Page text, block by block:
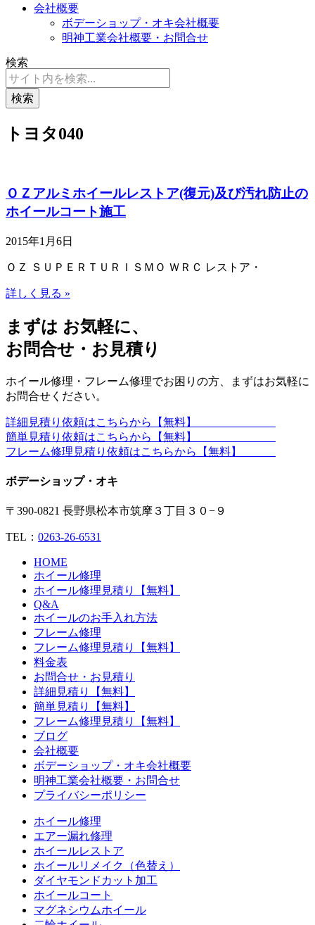
会社概要
ボデーショップ・オキ会社概要
明神工業会社概要・お問合せ
検索
検索
トヨタ040
ＯＺアルミホイールレストア(復元)及び汚れ防止の
ホイールコート施工
2015年1月6日
ＯＺ ＳＵＰＥＲＴＵＲＩＳＭＯ ＷＲＣ レストア・
詳しく見る »
まずは お気軽に、
お問合せ・お見積り
ホイール修理・フレーム修理でお困りの方、まずはお気軽に
お問合せください。
詳細見積り依頼はこちらから【無料】
簡単見積り依頼はこちらから【無料】
フレーム修理見積り依頼はこちらから【無料】
ボデーショップ・オキ
〒390-0821 長野県松本市筑摩３丁目３０−９
TEL： 0263-26-6531
HOME
ホイール修理
ホイール修理見積り【無料】
Q&A
ホイールのお手入れ方法
フレーム修理
フレーム修理見積り【無料】
料金表
お問合せ・お見積り
詳細見積り【無料】
簡単見積り【無料】
フレーム修理見積り【無料】
ブログ
会社概要
ボデーショップ・オキ会社概要
明神工業会社概要・お問合せ
プライバシーポリシー
ホイール修理
エアー漏れ修理
ホイールレストア
ホイールリメイク（色替え）
ダイヤモンドカット加工
ホイールコート
マグネシウムホイール